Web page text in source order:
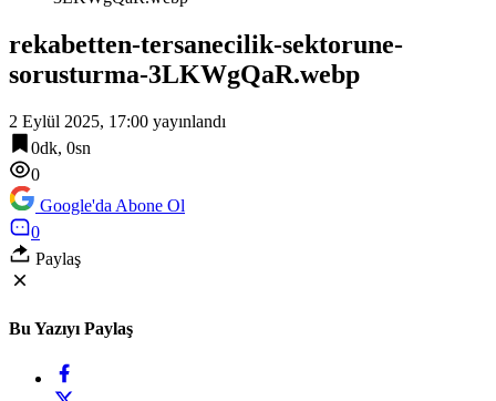
rekabetten-tersanecilik-sektorune-
sorusturma-3LKWgQaR.webp
2 Eylül 2025, 17:00 yayınlandı
0dk, 0sn
0
Google'da Abone Ol
0
Paylaş
Bu Yazıyı Paylaş